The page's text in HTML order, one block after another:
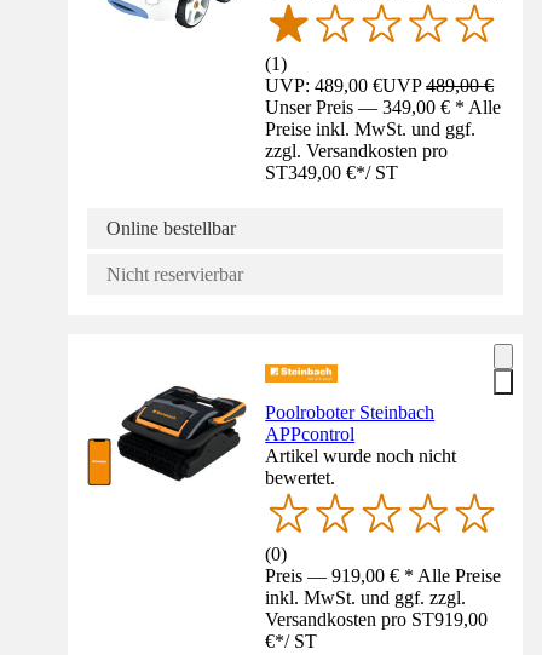
(1)
UVP: 489,00 €UVP489,00 €
Unser Preis — 349,00 € * Alle
Preise inkl. MwSt. und ggf.
zzgl. Versandkosten pro
ST349,00 €*/ ST
Online bestellbar
Nicht reservierbar
Poolroboter Steinbach
APPcontrol
Artikel wurde noch nicht
bewertet.
(0)
Preis — 919,00 € * Alle Preise
inkl. MwSt. und ggf. zzgl.
Versandkosten pro ST919,00
€*/ ST